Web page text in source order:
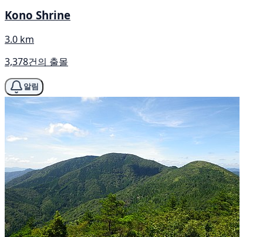
Kono Shrine
3.0 km
3,378건의 출몰
알림